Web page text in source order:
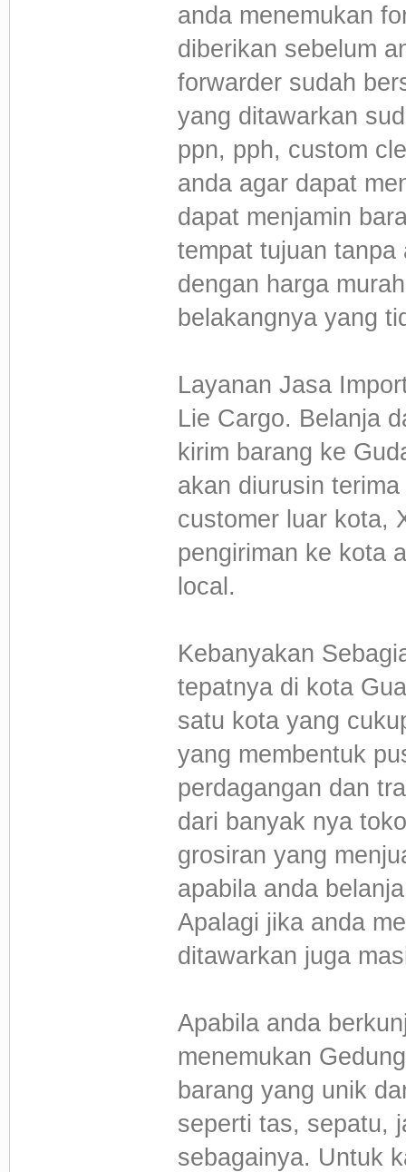
anda menemukan
diberikan sebelum
forwarder sudah
yang ditawarkan
ppn, pph, custom
anda agar dapat
dapat menjamin
tempat tujuan tanpa
dengan harga
belakangnya yang
Layanan Jasa
Lie Cargo. Belanja
kirim barang ke
akan diurusin
customer luar kota,
pengiriman ke kota
local.
Kebanyakan
tepatnya di kota
satu kota yang
yang membentuk
perdagangan dan
dari banyak nya
grosiran yang
apabila anda
Apalagi jika anda
ditawarkan juga
Apabila anda
menemukan
barang yang unik
seperti tas, sepatu,
sebagainya. Untuk